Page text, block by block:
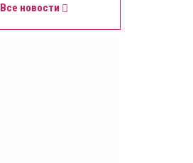
Все новости